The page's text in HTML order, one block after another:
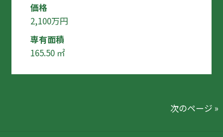
価格
2,100万円
専有面積
165.50 ㎡
次のページ »